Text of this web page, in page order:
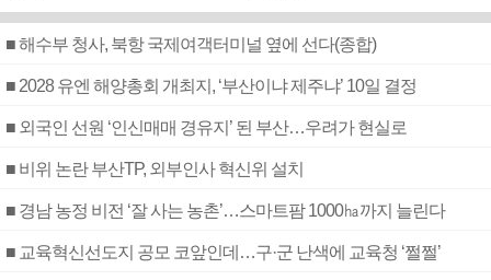
■ 해수부 청사, 북항 국제여객터미널 옆에 선다(종합)
■ 2028 유엔 해양총회 개최지, ‘부산이냐 제주냐’ 10일 결정
■ 외국인 선원 ‘인신매매 경유지’ 된 부산…우려가 현실로
■ 비위 논란 부산TP, 외부인사 혁신위 설치
■ 경남 농정 비전 ‘잘 사는 농촌’…스마트팜 1000㏊까지 늘린다
■ 교육혁신선도지 공모 코앞인데…구·군 난색에 교육청 ‘쩔쩔’